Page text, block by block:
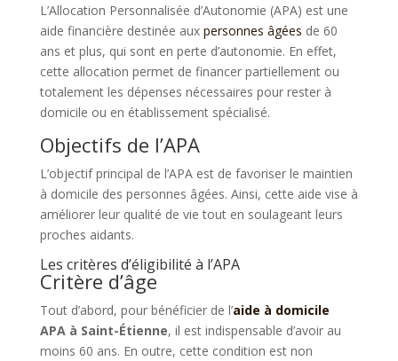
L’Allocation Personnalisée d’Autonomie (APA) est une
aide financière destinée aux personnes âgées de 60
ans et plus, qui sont en perte d’autonomie. En effet,
cette allocation permet de financer partiellement ou
totalement les dépenses nécessaires pour rester à
domicile ou en établissement spécialisé.
Objectifs de l’APA
L’objectif principal de l’APA est de favoriser le maintien
à domicile des personnes âgées. Ainsi, cette aide vise à
améliorer leur qualité de vie tout en soulageant leurs
proches aidants.
Les critères d’éligibilité à l’APA
Critère d’âge
Tout d’abord, pour bénéficier de l’aide à domicile
APA à Saint-Étienne, il est indispensable d’avoir au
moins 60 ans. En outre, cette condition est non